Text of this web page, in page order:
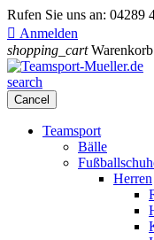
Rufen Sie uns an: 04289
 Anmelden
shopping_cart Warenkorb
search
Cancel
Teamsport
Bälle
Herren